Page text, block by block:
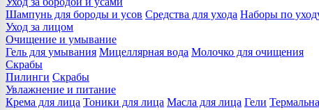
Шампунь для бороды и усов Средства для ухода Наборы по
Уход за лицом
Очищение и умывание
Гель для умывания Мицеллярная вода Молочко для очищения
Скрабы
Пилинги Скрабы
Увлажнение и питание
Крема для лица Тоники для лица Масла для лица Гели